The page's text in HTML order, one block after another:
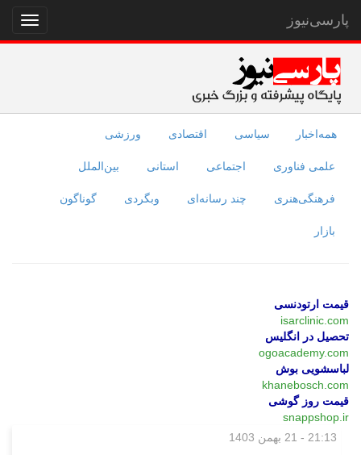
نمایش
منو
پارسی‌نیوز
همه‌اخبار سیاسی اقتصادی ورزشی
علمی فناوری اجتماعی استانی بین‌الملل
فرهنگی‌هنری چند رسانه‌ای وبگردی گوناگون
بازار
قیمت ارتودنسی
isarclinic.com
تحصیل در انگلیس
ogoacademy.com
لباسشویی بوش
khanebosch.com
قیمت روز گوشی
snappshop.ir
21:13 - 21 بهمن 1403